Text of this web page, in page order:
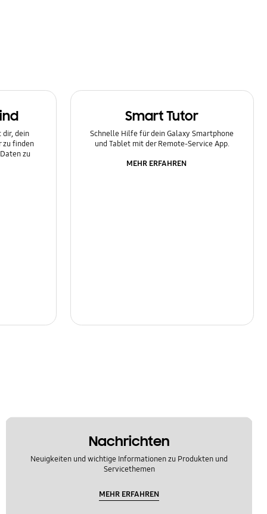
dir, dein
zu finden
zu
Smart Tutor
Schnelle Hilfe für dein Galaxy Smartphone
und Tablet mit der Remote-Service App.
MEHR ERFAHREN
Nachrichten
Neuigkeiten und wichtige Informationen zu Produkten und
Servicethemen
MEHR ERFAHREN